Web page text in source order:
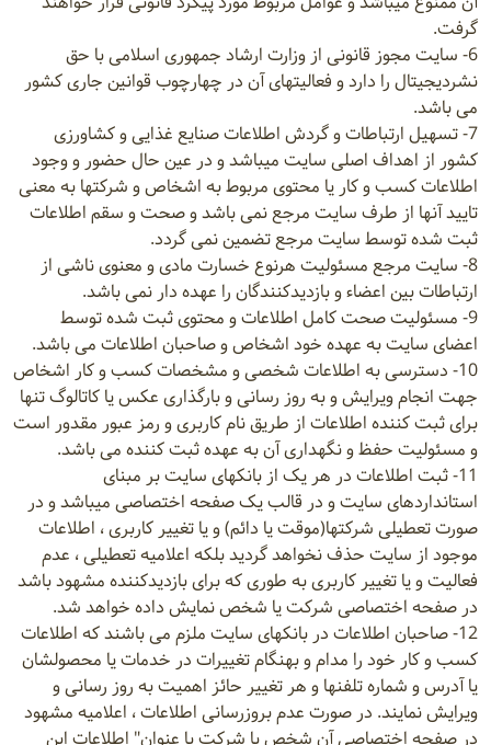
گرفت.
6- سایت مجوز قانونی از وزارت ارشاد جمهوری اسلامی با حق
نشردیجیتال را دارد و فعالیتهای آن در چهارچوب قوانین جاری کشور
می باشد.
7- تسهیل ارتباطات و گردش اطلاعات صنایع غذایی و کشاورزی
کشور از اهداف اصلی سایت میباشد و در عین حال حضور و وجود
اطلاعات کسب و کار یا محتوی مربوط به اشخاص و شرکتها به معنی
تایید آنها از طرف سایت مرجع نمی باشد و صحت و سقم اطلاعات
ثبت شده توسط سایت مرجع تضمین نمی گردد.
8- سایت مرجع مسئولیت هرنوع خسارت مادی و معنوی ناشی از
ارتباطات بین اعضاء و بازدیدکنندگان را عهده دار نمی باشد.
9- مسئولیت صحت کامل اطلاعات و محتوی ثبت شده توسط
اعضای سایت به عهده خود اشخاص و صاحبان اطلاعات می باشد.
10- دسترسی به اطلاعات شخصی و مشخصات کسب و کار اشخاص
جهت انجام ویرایش و به روز رسانی و بارگذاری عکس یا کاتالوگ تنها
برای ثبت کننده اطلاعات از طریق نام کاربری و رمز عبور مقدور است
و مسئولیت حفظ و نگهداری آن به عهده ثبت کننده می باشد.
11- ثبت اطلاعات در هر یک از بانکهای سایت بر مبنای
استانداردهای سایت و در قالب یک صفحه اختصاصی میباشد و در
صورت تعطیلی شرکتها(موقت یا دائم) و یا تغییر کاربری ، اطلاعات
موجود از سایت حذف نخواهد گردید بلکه اعلامیه تعطیلی ، عدم
فعالیت و یا تغییر کاربری به طوری که برای بازدیدکننده مشهود باشد
در صفحه اختصاصی شرکت یا شخص نمایش داده خواهد شد.
12- صاحبان اطلاعات در بانکهای سایت ملزم می باشند که اطلاعات
کسب و کار خود را مدام و بهنگام تغییرات در خدمات یا محصولشان
یا آدرس و شماره تلفنها و هر تغییر حائز اهمیت به روز رسانی و
ویرایش نمایند. در صورت عدم بروزرسانی اطلاعات ، اعلامیه مشهود
در صفحه اختصاصی آن شخص یا شرکت با عنوان" اطلاعات این